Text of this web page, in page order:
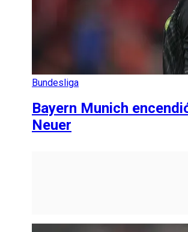
Bundesliga
Bayern Munich
Neuer